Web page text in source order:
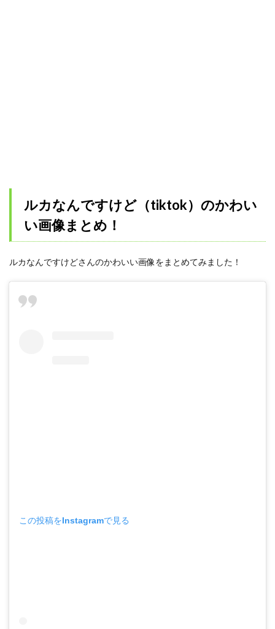
ルカなんですけど（tiktok）のかわい
い画像まとめ！
ルカなんですけどさんのかわいい画像をまとめてみました！
この投稿をInstagramで見る